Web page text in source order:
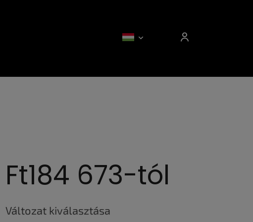
Ft184 673-tól
Változat kiválasztása